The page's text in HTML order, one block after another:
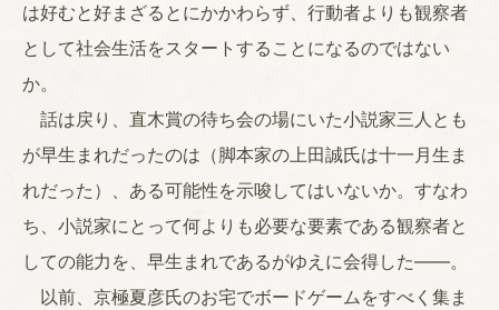
は好むと好まざるとにかかわらず、行動者よりも観察者
として社会生活をスタートすることになるのではない
か。
話は戻り、直木賞の待ち会の場にいた小説家三人とも
が早生まれだったのは（脚本家の上田誠氏は十一月生ま
れだった）、ある可能性を示唆してはいないか。すなわ
ち、小説家にとって何よりも必要な要素である観察者と
しての能力を、早生まれであるがゆえに会得した――。
以前、京極夏彦氏のお宅でボードゲームをすべく集ま